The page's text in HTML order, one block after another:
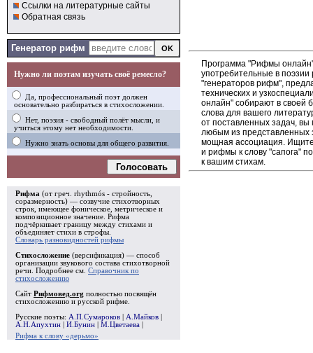
Ссылки на литературные сайты
Обратная связь
Генератор рифм
Нужно ли поэтам изучать своё ремесло?
Да, профессиональный поэт должен
основательно разбираться в стихосложении.
Нет, поэзия - свободный полёт мысли, и
учиться этому нет необходимости.
Нужно знать основы для общего развития.
Голосовать
Рифма (от греч. rhythmós - стройность,
соразмерность) — созвучие стихотворных
строк, имеющее фоническое, метрическое и
композиционное значение. Рифма
подчёркивает границу между стихами и
объединяет стихи в строфы
Словарь разновидностей рифмы
Стихосложение (версификация) — способ
организации звукового состава стихотворной
речи. Подробнее см. Справочник по
стихосложению
Сайт Рифмовед.org полностью посвящён
стихосложению и русской рифме.
Русские поэты: А.П.Сумароков А.Майков
А.Н.Апухтин
И.Бунин М.Цветаева
Рифма к слову «дерьмо»
Программа "Рифмы
употребительные в
"генераторов рифм",
технических и
онлайн" собирают в своей
слова для вашего
от поставленных задач,
любым из
мощная ассоциация. Ищите
и рифмы к слову "сапога"
к вашим стихам.